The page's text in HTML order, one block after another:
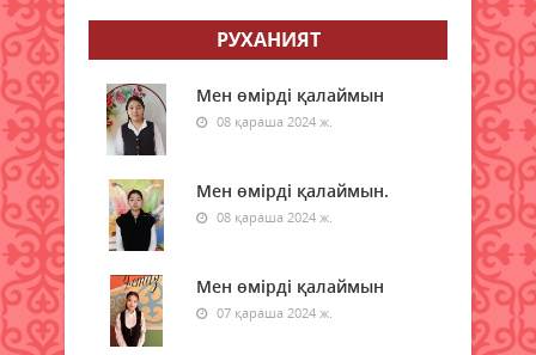
күшейеді: төлемдерге цифрлық
қадағалау жүйесі енгізілмек
05 тамыз 2026 ж.
Донор мен реципиенттің
сәйкестігін бағалайтын AI қалай
жұмыс істейді
05 тамыз 2026 ж. 96
Қазақстанда 200-ден астам
ресейлік телеарна тіркелген
05 тамыз 2026 ж.
РУХАНИЯТ
Мен өмірді қалаймын
08 қараша 2024 ж.
Мен өмірді қалаймын.
08 қараша 2024 ж.
Мен өмірді қалаймын
07 қараша 2024 ж.